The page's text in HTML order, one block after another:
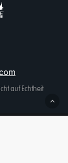
auf Echtheit